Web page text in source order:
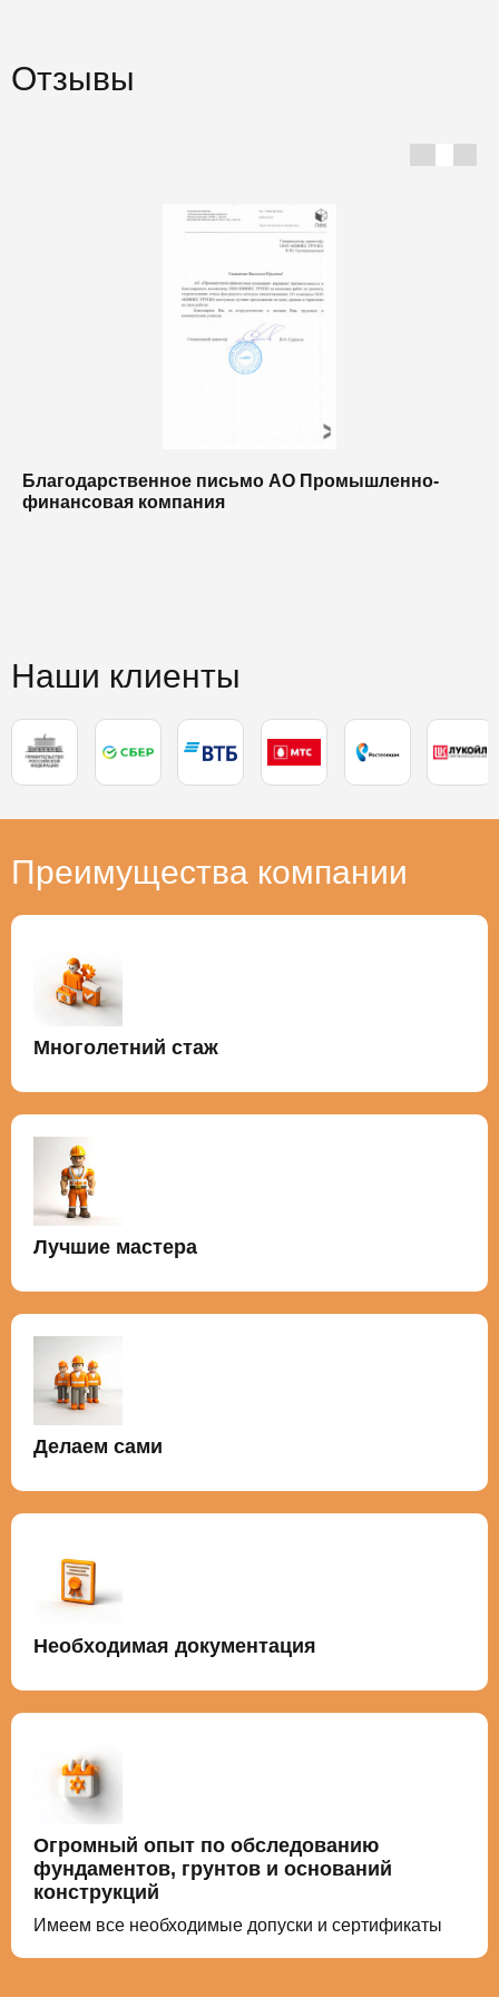
Отзывы
Благодарственное письмо АО Промышленно-
финансовая компания
Наши клиенты
Преимущества компании
Многолетний стаж
Лучшие мастера
Делаем сами
Необходимая документация
Огромный опыт по обследованию
фундаментов, грунтов и оснований
конструкций
Имеем все необходимые допуски и сертификаты